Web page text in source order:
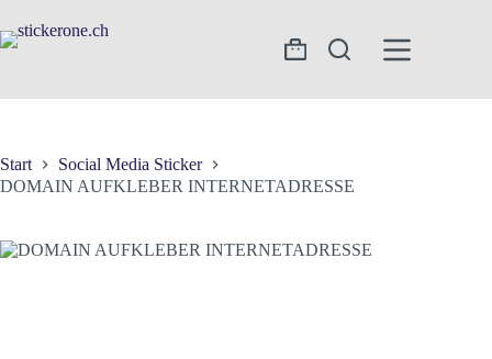
Inhalt
springen
Warenkorb
Start
Social Media Sticker
DOMAIN AUFKLEBER INTERNETADRESSE